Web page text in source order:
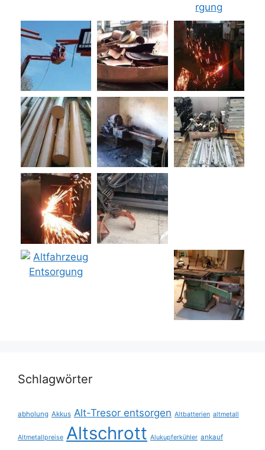
Schlagwörter
abholung Akkus Alt-Tresor entsorgen Altbatterien altmetall
Altmetallpreise Altschrott Alukupferkühler ankauf